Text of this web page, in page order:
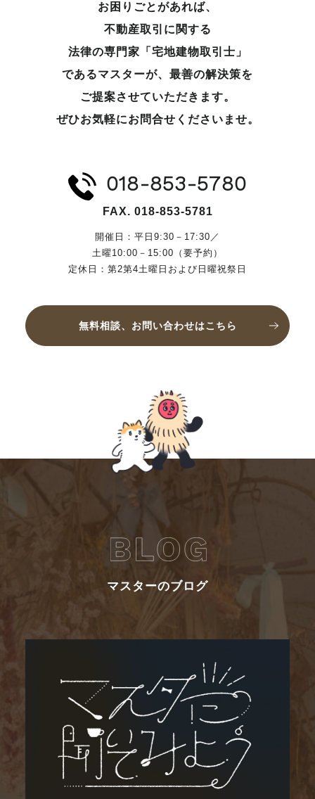
お困りごとがあれば、
不動産取引に関する
法律の専門家「宅地建物取引士」
であるマスターが、 最善の解決策を
ご提案させていただきます。
ぜひお気軽にお問合せくださいませ。
018-853-5780
FAX. 018-853-5781
開催日：平日9:30－17:30／
土曜10:00－15:00（要予約）
定休日：第2第4土曜日および日曜祝祭日
無料相談、お問い合わせはこちら
マスターのブログ